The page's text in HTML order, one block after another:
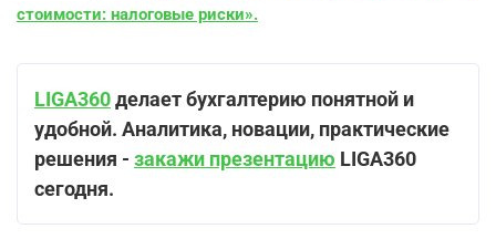
стоимости: налоговые риски».
LIGA360делает бухгалтерию понятной и
удобной. Аналитика, новации, практические
решения - закажи презентацию LIGA360
сегодня.